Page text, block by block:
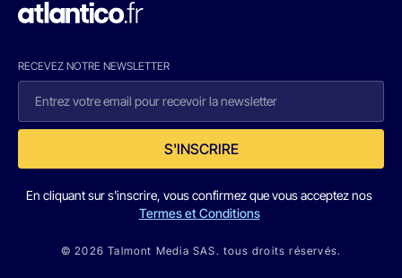
RECEVEZ NOTRE NEWSLETTER
S'INSCRIRE
En cliquant sur s'inscrire, vous confirmez que vous acceptez nos
Termes et Conditions
© 2026 Talmont Media SAS. tous droits réservés.